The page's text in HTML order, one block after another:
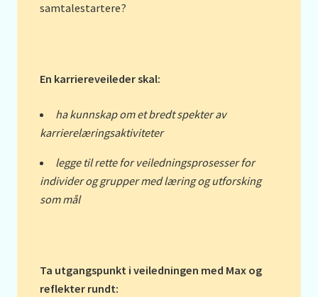
samtalestartere?
En karriereveileder skal:
ha kunnskap om et bredt spekter av
karrierelæringsaktiviteter
legge til rette for veiledningsprosesser for
individer og grupper med læring og utforsking
som mål
Ta utgangspunkt i veiledningen med Max og
reflekter rundt: